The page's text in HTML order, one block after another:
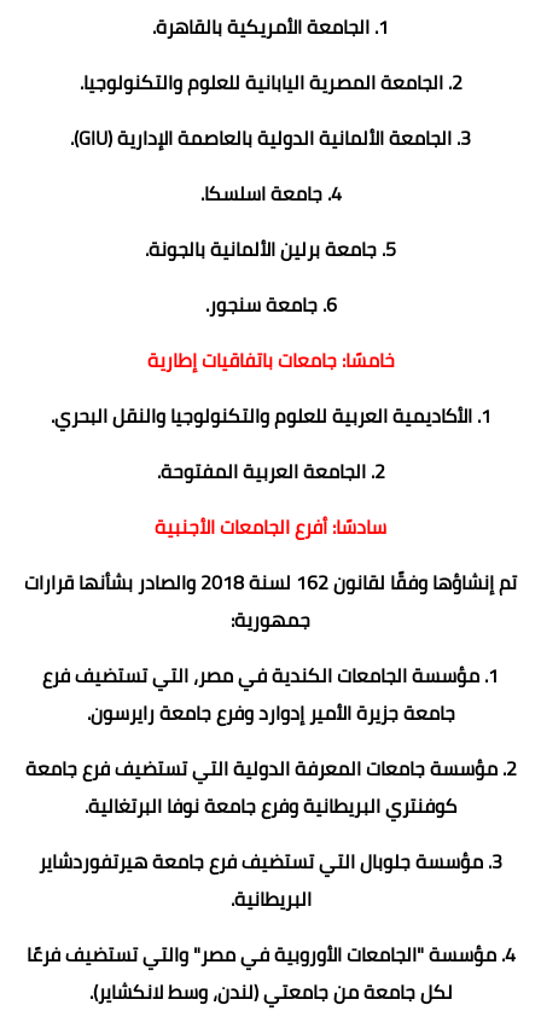
1. الجامعة الأمريكية بالقاهرة.
2. الجامعة المصرية اليابانية للعلوم والتكنولوجيا.
3. الجامعة الألمانية الدولية بالعاصمة الإدارية (GIU).
4. جامعة اسلسكا.
5. جامعة برلين الألمانية بالجونة.
6. جامعة سنجور.
خامسًا: جامعات باتفاقيات إطارية
1. الأكاديمية العربية للعلوم والتكنولوجيا والنقل البحري.
2. الجامعة العربية المفتوحة.
سادسًا: أفرع الجامعات الأجنبية
تم إنشاؤها وفقًا لقانون 162 لسنة 2018 والصادر بشأنها قرارات
جمهورية:
1. مؤسسة الجامعات الكندية في مصر، التي تستضيف فرع
جامعة جزيرة الأمير إدوارد وفرع جامعة رايرسون.
2. مؤسسة جامعات المعرفة الدولية التي تستضيف فرع جامعة
كوفنتري البريطانية وفرع جامعة نوفا البرتغالية.
3. مؤسسة جلوبال التي تستضيف فرع جامعة هيرتفوردشاير
البريطانية.
4. مؤسسة "الجامعات الأوروبية في مصر" والتي تستضيف فرعًا
لكل جامعة من جامعتي (لندن، وسط لانكشاير).